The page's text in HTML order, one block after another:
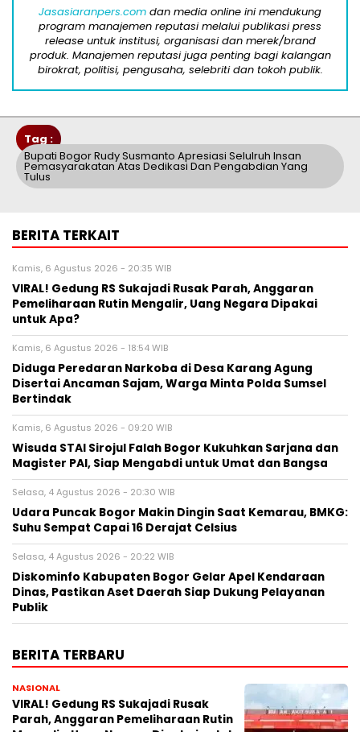
Jasasiaranpers.com dan media online ini mendukung
program manajemen reputasi melalui publikasi press
release untuk institusi, organisasi dan merek/brand
produk. Manajemen reputasi juga penting bagi kalangan
birokrat, politisi, pengusaha, selebriti dan tokoh publik.
Tag :
Bupati Bogor Rudy Susmanto Apresiasi Selulruh Insan
Pemasyarakatan Atas Dedikasi Dan Pengabdian Yang
Tulus
BERITA TERKAIT
Kamis, 6 Agustus 2026 - 20:35 WIB
VIRAL! Gedung RS Sukajadi Rusak Parah, Anggaran
Pemeliharaan Rutin Mengalir, Uang Negara Dipakai
untuk Apa?
Kamis, 6 Agustus 2026 - 18:54 WIB
Diduga Peredaran Narkoba di Desa Karang Agung
Disertai Ancaman Sajam, Warga Minta Polda Sumsel
Bertindak
Kamis, 6 Agustus 2026 - 09:20 WIB
Wisuda STAI Sirojul Falah Bogor Kukuhkan Sarjana dan
Magister PAI, Siap Mengabdi untuk Umat dan Bangsa
Selasa, 4 Agustus 2026 - 20:30 WIB
Udara Puncak Bogor Makin Dingin Saat Kemarau, BMKG:
Suhu Sempat Capai 16 Derajat Celsius
Selasa, 4 Agustus 2026 - 20:22 WIB
Diskominfo Kabupaten Bogor Gelar Apel Kendaraan
Dinas, Pastikan Aset Daerah Siap Dukung Pelayanan
Publik
BERITA TERBARU
NASIONAL
VIRAL! Gedung RS Sukajadi Rusak
Parah, Anggaran Pemeliharaan Rutin